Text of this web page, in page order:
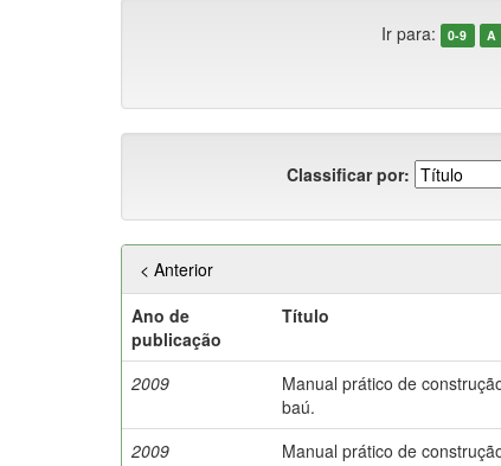
Ir para: 0-9 A
Classificar por:
< Anterior
Ano de
publicação
Título
2009
Manual prático de
baú.
2009
Manual prático de